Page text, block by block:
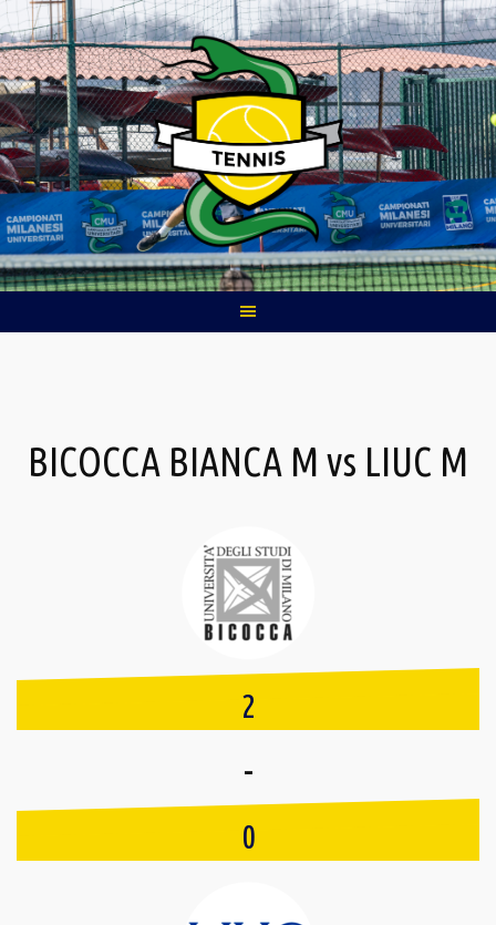
Skip
to
content
BICOCCA BIANCA M vs LIUC M
2
-
0